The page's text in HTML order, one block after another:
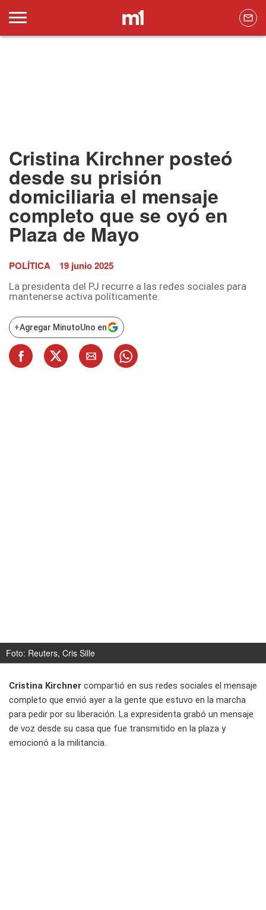
Cristina Kirchner posteó
desde su prisión
domiciliaria el mensaje
completo que se oyó en
Plaza de Mayo
POLÍTICA 19 junio 2025
La presidenta del PJ recurre a las redes sociales para
mantenerse activa políticamente.
+Agregar MinutoUno en
Foto: Reuters, Cris Sille
Cristina Kirchner compartió en sus redes sociales el mensaje
completo que envió ayer a la gente que estuvo en la marcha
para pedir por su liberación. La expresidenta grabó un mensaje
de voz desde su casa que fue transmitido en la plaza y
emocionó a la militancia.